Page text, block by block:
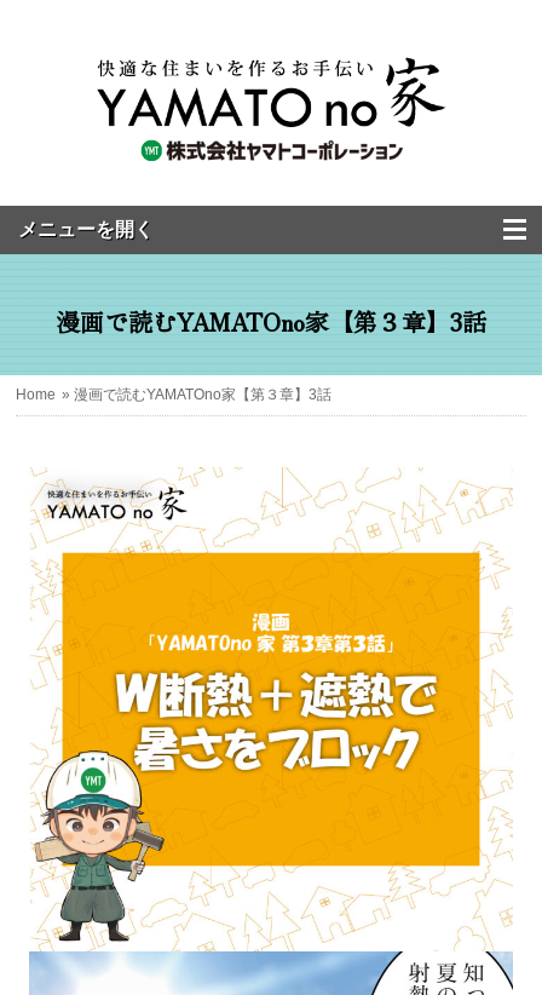
漫画で読むYAMATOno家【第３章】3話
Home » 漫画で読むYAMATOno家【第３章】3話